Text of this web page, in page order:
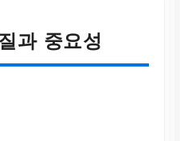
과 중요성